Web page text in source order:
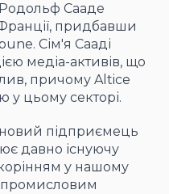
Сааде
придбавши
Сім'я Сааді
медіа-активів, що
причому Altice
у цьому секторі.
підприємець
давно існуючу
у нашому
промисловим